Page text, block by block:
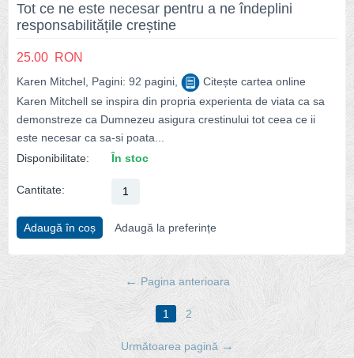
Tot ce ne este necesar pentru a ne îndeplini
responsabilitățile creștine
25.00 RON
Karen Mitchel, Pagini: 92 pagini,
Citește cartea online
Karen Mitchell se inspira din propria experienta de viata ca sa
demonstreze ca Dumnezeu asigura crestinului tot ceea ce ii
este necesar ca sa-si poata...
Disponibilitate:
În stoc
Cantitate:
Adaugă în coș Adaugă la preferințe
Pagina anterioara
1 2
Următoarea pagină